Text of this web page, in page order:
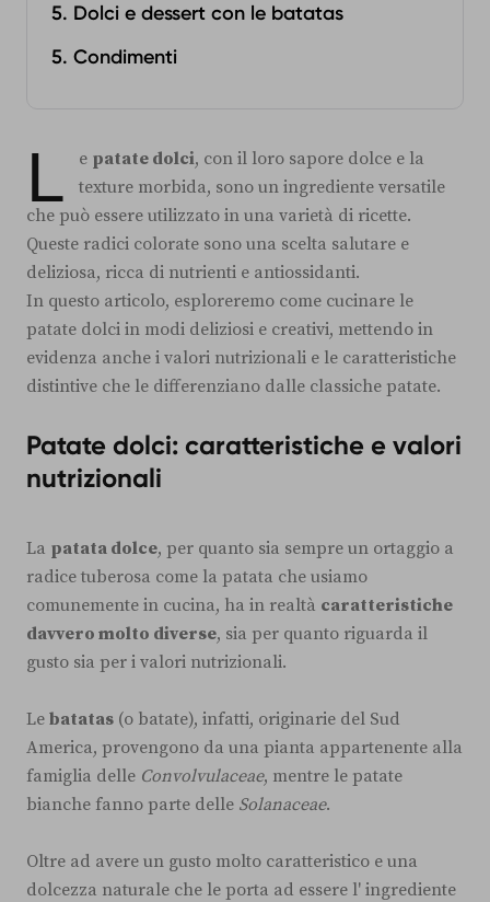
5. Dolci e dessert con le batatas
5. Condimenti
L e patate dolci, con il loro sapore dolce e la
texture morbida, sono un ingrediente versatile
che può essere utilizzato in una varietà di ricette.
Queste radici colorate sono una scelta salutare e
deliziosa, ricca di nutrienti e antiossidanti.
In questo articolo, esploreremo come cucinare le
patate dolci in modi deliziosi e creativi, mettendo in
evidenza anche i valori nutrizionali e le caratteristiche
distintive che le differenziano dalle classiche patate.
Patate dolci: caratteristiche e valori
nutrizionali
La patata dolce, per quanto sia sempre un ortaggio a
radice tuberosa come la patata che usiamo
comunemente in cucina, ha in realtà caratteristiche
davvero molto diverse, sia per quanto riguarda il
gusto sia per i valori nutrizionali.
Le batatas (o batate), infatti, originarie del Sud
America, provengono da una pianta appartenente alla
famiglia delle Convolvulaceae, mentre le patate
bianche fanno parte delle Solanaceae.
Oltre ad avere un gusto molto caratteristico e una
dolcezza naturale che le porta ad essere l' ingrediente